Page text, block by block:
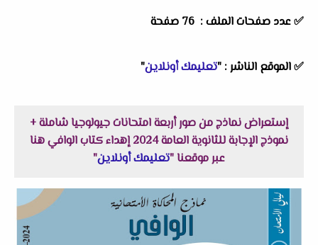
✅ عدد صفحات الملف : 76 صفحة
✅الموقع الناشر : "تعليمك أونلاين"
إستعراض نماذج من صور أربعة امتحانات جيولوجيا شاملة +
نموذج الإجابة للثانوية العامة 2024 إهداء كتاب الوافي هنا
عبر موقعنا "تعليمك أونلاين"